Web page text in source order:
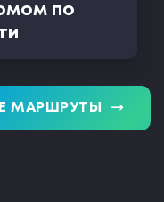
по
МАРШРУТЫ trending_flat